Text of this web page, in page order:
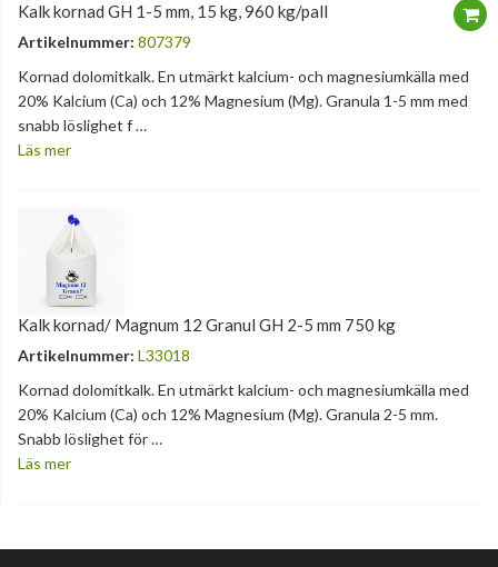
Kalk kornad GH 1-5 mm, 15 kg, 960 kg/pall
Artikelnummer: 807379
Kornad dolomitkalk. En utmärkt kalcium- och magnesiumkälla med
20% Kalcium (Ca) och 12% Magnesium (Mg). Granula 1-5 mm med
snabb löslighet f …
Läs mer
Kalk kornad/ Magnum 12 Granul GH 2-5 mm 750 kg
Artikelnummer: L33018
Kornad dolomitkalk. En utmärkt kalcium- och magnesiumkälla med
20% Kalcium (Ca) och 12% Magnesium (Mg). Granula 2-5 mm.
Snabb löslighet för …
Läs mer